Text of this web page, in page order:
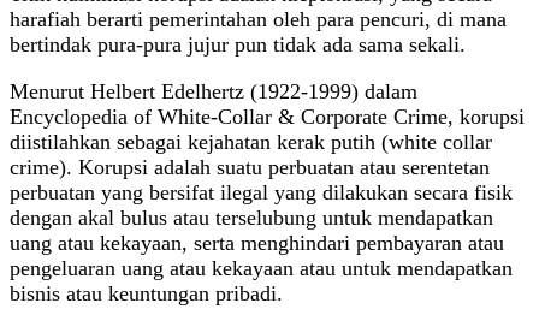
harafiah berarti pemerintahan oleh para pencuri, di mana
bertindak pura-pura jujur pun tidak ada sama sekali.
Menurut Helbert Edelhertz (1922-1999) dalam
Encyclopedia of White-Collar & Corporate Crime, korupsi
diistilahkan sebagai kejahatan kerak putih (white collar
crime). Korupsi adalah suatu perbuatan atau serentetan
perbuatan yang bersifat ilegal yang dilakukan secara fisik
dengan akal bulus atau terselubung untuk mendapatkan
uang atau kekayaan, serta menghindari pembayaran atau
pengeluaran uang atau kekayaan atau untuk mendapatkan
bisnis atau keuntungan pribadi.